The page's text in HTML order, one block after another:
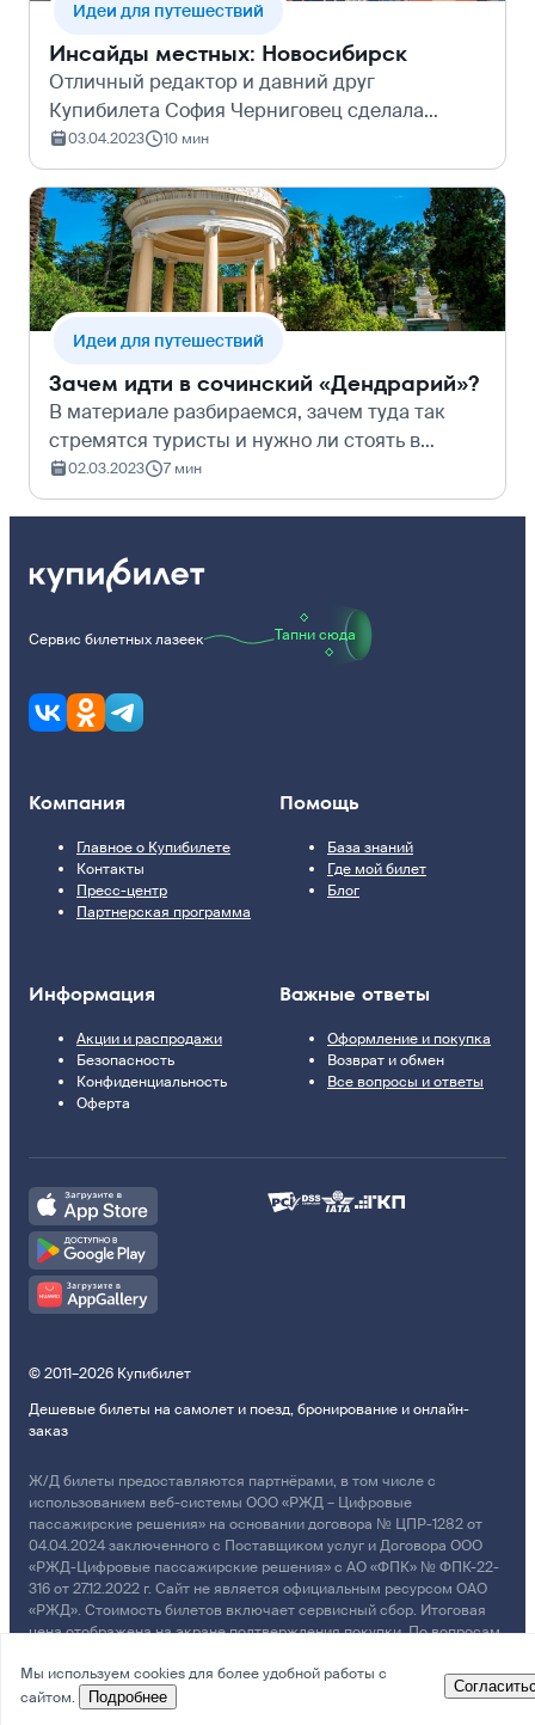
Идеи для путешествий
Инсайды местных: Новосибирск
Отличный редактор и давний друг
Купибилета София Черниговец сделала
специально для нас большой гайд по
Новосибу. В нём — чем заняться, что смотреть,
где танцевать под Агутина и как найти самые
вкусные…
03.04.2023 10 мин
Идеи для путешествий
Зачем идти в сочинский «Дендрарий»?
В материале разбираемся, зачем туда так
стремятся туристы и нужно ли стоять в
очереди на фуникулёр, чтобы посмотреть на
город с верхней точки парка. Цены в
младше…
02.03.2023 7 мин
Сервис билетных лазеек Тапни сюда
Компания
Главное о Купибилете
Контакты
Пресс-центр
Партнерская программа
Помощь
База знаний
Где мой билет
Блог
Информация
Акции и распродажи
Безопасность
Конфиденциальность
Оферта
Важные ответы
Оформление и покупка
Возврат и обмен
Все вопросы и ответы
© 2011–2026 Купибилет
Дешевые билеты на самолет и поезд, бронирование и онлайн-
заказ
Ж/Д билеты предоставляются партнёрами, в том числе с
использованием веб-системы ООО «РЖД – Цифровые
пассажирские решения» на основании договора № ЦПР-1282 от
04.04.2024 заключенного с Поставщиком услуг и Договора ООО
«РЖД-Цифровые пассажирские решения» с АО «ФПК» № ФПК-22-
316 от 27.12.2022 г. Сайт не является официальным ресурсом ОАО
«РЖД». Стоимость билетов включает сервисный сбор. Итоговая
цена отображена на экране подтверждения покупки. По вопросам
возмещении убытков просим обращаться в Службу Заботы.
Мы используем cookies для более удобной работы с
сайтом.
Подробнее